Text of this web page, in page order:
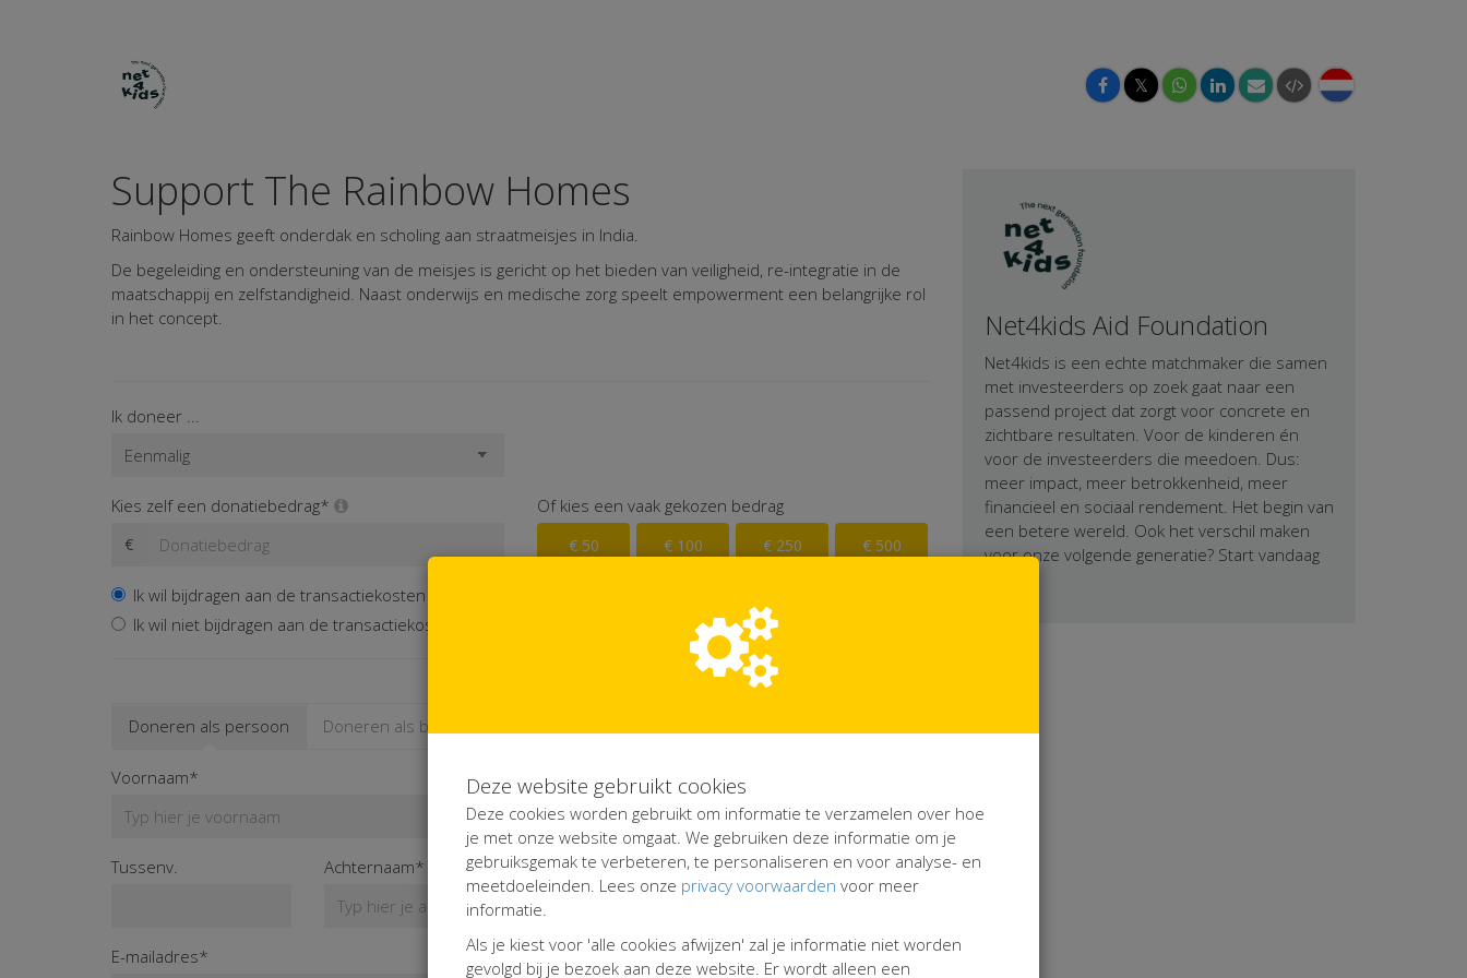
𝕏
Support The Rainbow Homes
Rainbow Homes geeft onderdak en scholing aan straatmeisjes in India.
De begeleiding en ondersteuning van de meisjes is gericht op het bieden van veiligheid, re-integratie in de
maatschappij en zelfstandigheid. Naast onderwijs en medische zorg speelt empowerment een belangrijke rol
in het concept.
Ik doneer ...
Kies zelf een donatiebedrag*
€
Of kies een vaak gekozen bedrag
€ 50 € 100 € 250 € 500
Ik wil bijdragen aan de transactiekosten en betaal € 0,40 extra
Ik wil niet bijdragen aan de transactiekosten
Doneren als persoon Doneren als bedrijf
Voornaam*
Tussenv. Achternaam*
E-mailadres*
Net4kids Aid Foundation
Net4kids is een echte matchmaker die samen
met investeerders op zoek gaat naar een
passend project dat zorgt voor concrete en
zichtbare resultaten. Voor de kinderen én
voor de investeerders die meedoen. Dus:
meer impact, meer betrokkenheid, meer
financieel en sociaal rendement. Het begin van
een betere wereld. Ook het verschil maken
voor onze volgende generatie? Start vandaag
Deze website gebruikt cookies
Deze cookies worden gebruikt om informatie te verzamelen over hoe
je met onze website omgaat. We gebruiken deze informatie om je
gebruiksgemak te verbeteren, te personaliseren en voor analyse- en
meetdoeleinden. Lees onze privacy voorwaarden voor meer
informatie.
Als je kiest voor 'alle cookies afwijzen' zal je informatie niet worden
gevolgd bij je bezoek aan deze website. Er wordt alleen een